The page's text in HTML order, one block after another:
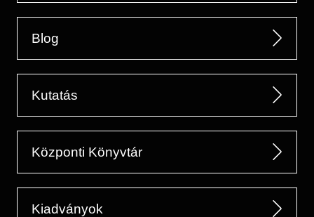
Blog
Kutatás
Központi Könyvtár
Kiadványok